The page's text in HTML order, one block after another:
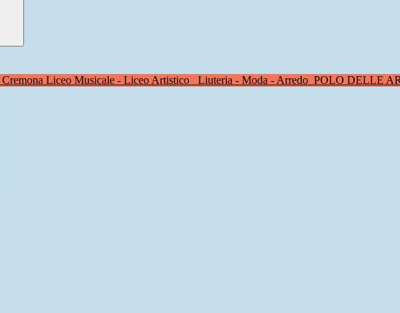
Liceo Musicale - Liceo Artistico Liuteria - Moda - Arredo POLO DELLE